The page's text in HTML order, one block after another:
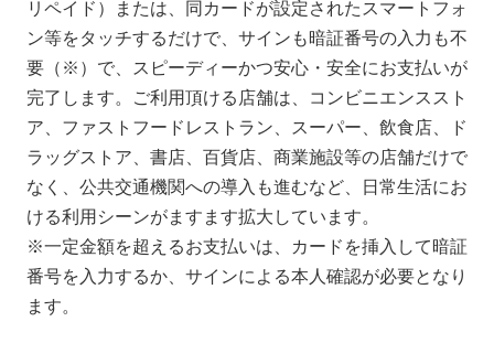
リペイド）または、同カードが設定されたスマートフォ
ン等をタッチするだけで、サインも暗証番号の入力も不
要（ ※ ）で、スピーディーかつ安心・安全にお支払いが
完了します。ご利用頂ける店舗は、コンビニエンススト
ア、ファストフードレストラン、スーパー、飲食店、ド
ラッグストア、書店、百貨店、商業施設等の店舗だけで
なく、公共交通機関への導入も進むなど、日常生活にお
ける利用シーンがますます拡大しています。
※一定金額を超えるお支払いは、カードを挿入して暗証
番号を入力するか、サインによる本人確認が必要となり
ます。